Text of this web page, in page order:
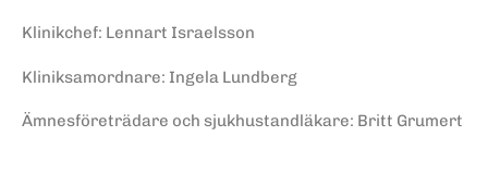
Klinikchef: Lennart Israelsson
Kliniksamordnare: Ingela Lundberg
Ämnesföreträdare och sjukhustandläkare: Britt Grumert